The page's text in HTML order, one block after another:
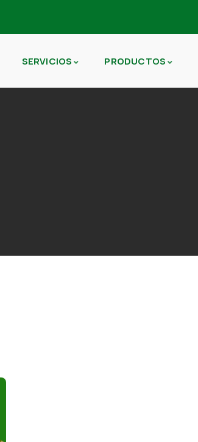
SERVICIOS PRODUCTOS